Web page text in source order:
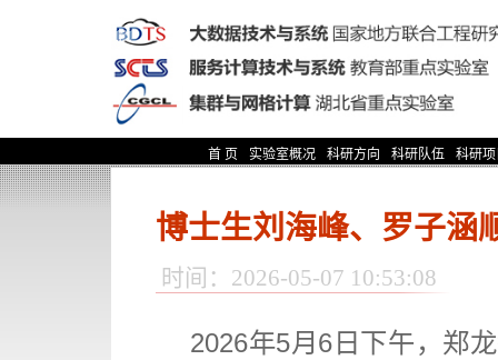
首 页 实验室概况 科研方向 科研队伍 科研
博士生刘海峰、罗子涵
时间：2026-05-07 10:53:08
2026年5月 6 日下午，郑